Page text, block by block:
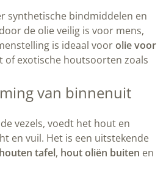
synthetische bindmiddelen en
de olie veilig is voor mens,
is ideaal voorolie voor
of exotische houtsoorten zoals
van binnenuit
vezels, voedt het hout en
en vuil. Het is een uitstekende
tafel, hout oliën buiten en